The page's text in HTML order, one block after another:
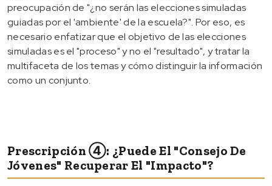
preocupación de "¿no serán las elecciones simuladas
guiadas por el 'ambiente' de la escuela?". Por eso, es
necesario enfatizar que el objetivo de las elecciones
simuladas es el "proceso" y no el "resultado", y tratar la
multifaceta de los temas y cómo distinguir la información
como un conjunto.
Prescripción ④: ¿Puede El "Consejo De
Jóvenes" Recuperar El "impacto"?